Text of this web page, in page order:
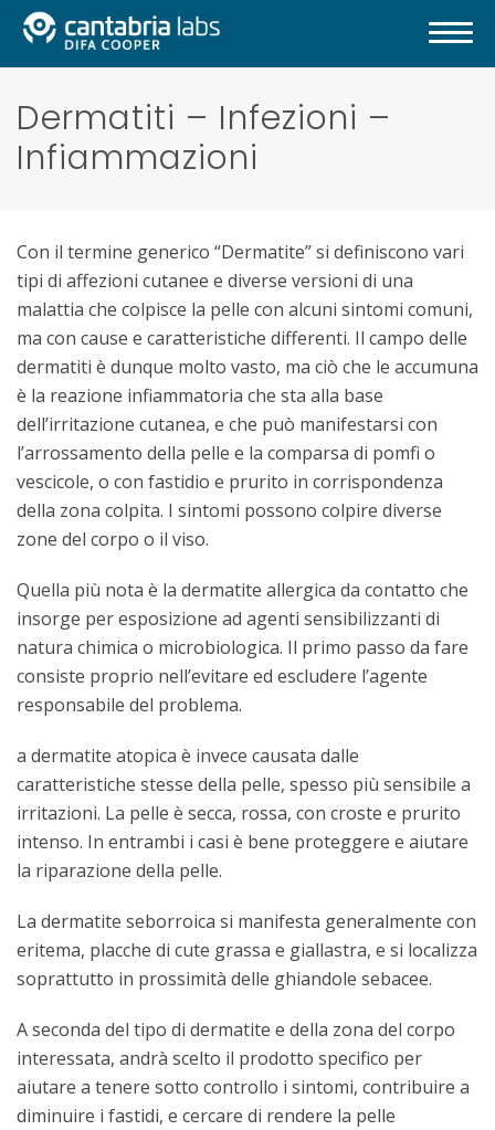
Dermatiti – Infezioni –
Infiammazioni
Con il termine generico “Dermatite” si definiscono vari
tipi di affezioni cutanee e diverse versioni di una
malattia che colpisce la pelle con alcuni sintomi comuni,
ma con cause e caratteristiche differenti. Il campo delle
dermatiti è dunque molto vasto, ma ciò che le accumuna
è la reazione infiammatoria che sta alla base
dell’irritazione cutanea, e che può manifestarsi con
l’arrossamento della pelle e la comparsa di pomfi o
vescicole, o con fastidio e prurito in corrispondenza
della zona colpita. I sintomi possono colpire diverse
zone del corpo o il viso.
Quella più nota è la dermatite allergica da contatto che
insorge per esposizione ad agenti sensibilizzanti di
natura chimica o microbiologica. Il primo passo da fare
consiste proprio nell’evitare ed escludere l’agente
responsabile del problema.
a dermatite atopica è invece causata dalle
caratteristiche stesse della pelle, spesso più sensibile a
irritazioni. La pelle è secca, rossa, con croste e prurito
intenso. In entrambi i casi è bene proteggere e aiutare
la riparazione della pelle.
La dermatite seborroica si manifesta generalmente con
eritema, placche di cute grassa e giallastra, e si localizza
soprattutto in prossimità delle ghiandole sebacee.
A seconda del tipo di dermatite e della zona del corpo
interessata, andrà scelto il prodotto specifico per
aiutare a tenere sotto controllo i sintomi, contribuire a
diminuire i fastidi, e cercare di rendere la pelle